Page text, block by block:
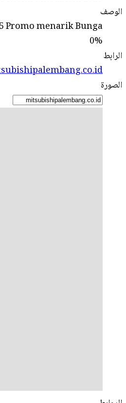
الوصف
Promo menarik Bunga
0%
الرابط
الصورة